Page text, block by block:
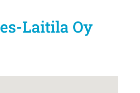
Laitila Oy